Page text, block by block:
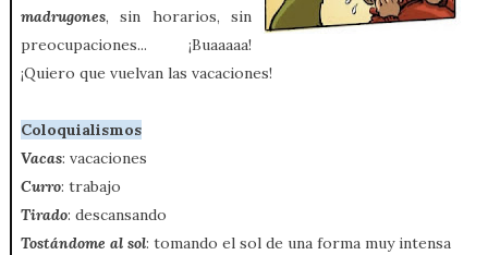
madrugones, sin horarios, sin
preocupaciones... ¡Buaaaaa!
¡Quiero que vuelvan las vacaciones!
Coloquialismos
Vacas: vacaciones
Curro: trabajo
Tirado: descansando
Tostándome al sol: tomando el sol de una forma muy intensa